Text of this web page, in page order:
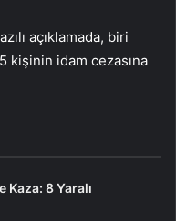
açıklamada, biri
kişinin idam cezasına
Kaza: 8 Yaralı